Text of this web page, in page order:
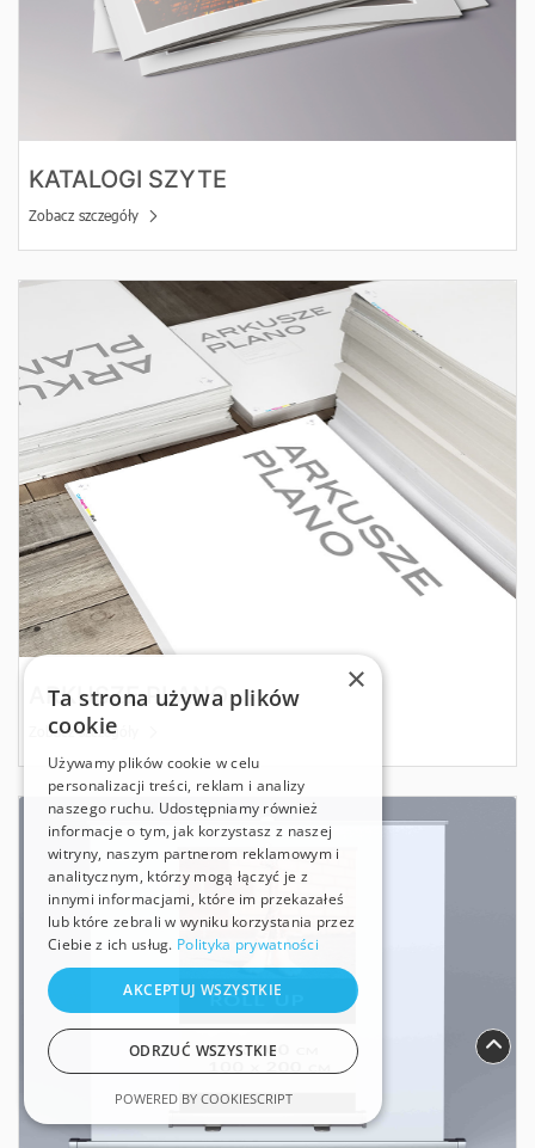
KATALOGI SZYTE
Zobacz szczegóły
ARKUSZE PLANO
Zobacz szczegóły
Zobacz szczegóły Arkusze Plano
Zobacz szczegóły Roll Up
×
Ta strona używa plików
cookie
Używamy plików cookie w celu
personalizacji treści, reklam i analizy
naszego ruchu. Udostępniamy również
informacje o tym, jak korzystasz z naszej
witryny, naszym partnerom reklamowym i
analitycznym, którzy mogą łączyć je z
innymi informacjami, które im przekazałeś
lub które zebrali w wyniku korzystania przez
Ciebie z ich usług. Polityka prywatności
AKCEPTUJ WSZYSTKIE
ODRZUĆ WSZYSTKIE
POWERED BY COOKIESCRIPT